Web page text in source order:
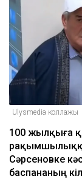
Ulysmedia коллажы
100 жылқыға
Сәрсеновке
баспананың